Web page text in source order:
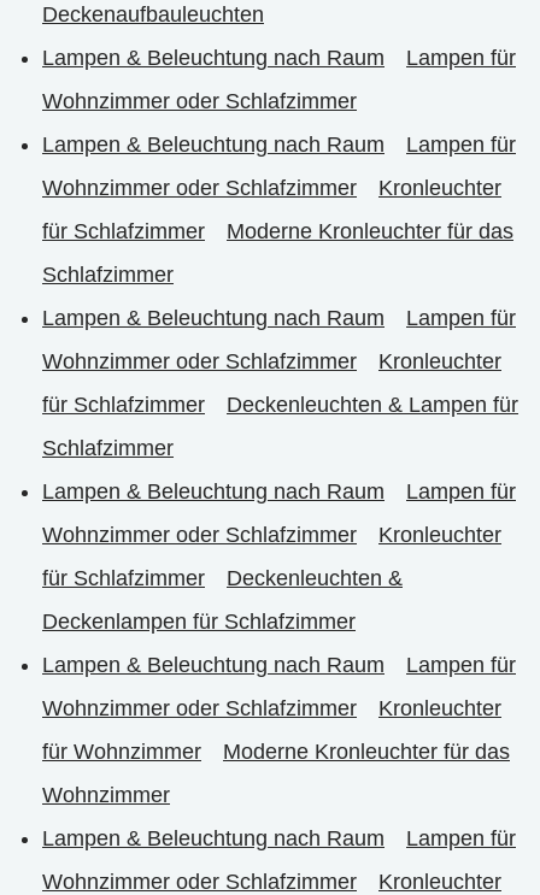
Deckenaufbauleuchten
Lampen & Beleuchtung nach Raum
Lampen für
Wohnzimmer oder Schlafzimmer
Lampen & Beleuchtung nach Raum
Lampen für
Wohnzimmer oder Schlafzimmer
Kronleuchter
für Schlafzimmer
Moderne Kronleuchter für das
Schlafzimmer
Lampen & Beleuchtung nach Raum
Lampen für
Wohnzimmer oder Schlafzimmer
Kronleuchter
für Schlafzimmer
Deckenleuchten & Lampen für
Schlafzimmer
Lampen & Beleuchtung nach Raum
Lampen für
Wohnzimmer oder Schlafzimmer
Kronleuchter
für Schlafzimmer
Deckenleuchten &
Deckenlampen für Schlafzimmer
Lampen & Beleuchtung nach Raum
Lampen für
Wohnzimmer oder Schlafzimmer
Kronleuchter
für Wohnzimmer
Moderne Kronleuchter für das
Wohnzimmer
Lampen & Beleuchtung nach Raum
Lampen für
Wohnzimmer oder Schlafzimmer
Kronleuchter